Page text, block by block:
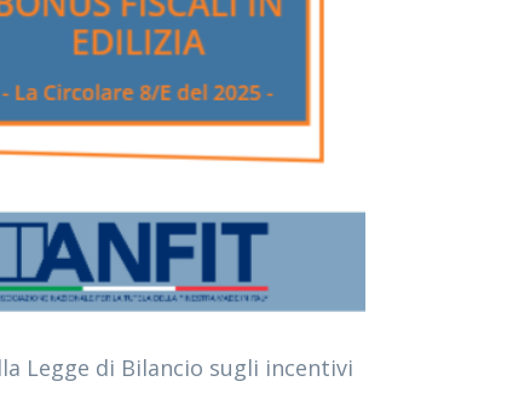
Legge di Bilancio sugli incentivi